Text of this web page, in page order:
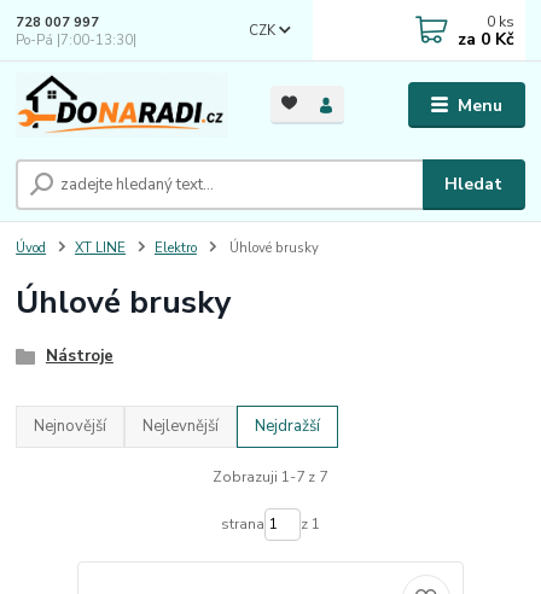
Menu
CZK
Hledat
728 007 997
Po-Pá |7:00-13:30|
0 ks
za 0 Kč
Úvod XT LINE Elektro Úhlové brusky
Úhlové brusky
Nástroje
Nejnovější Nejlevnější Nejdražší
Zobrazuji 1-7 z 7
strana z 1